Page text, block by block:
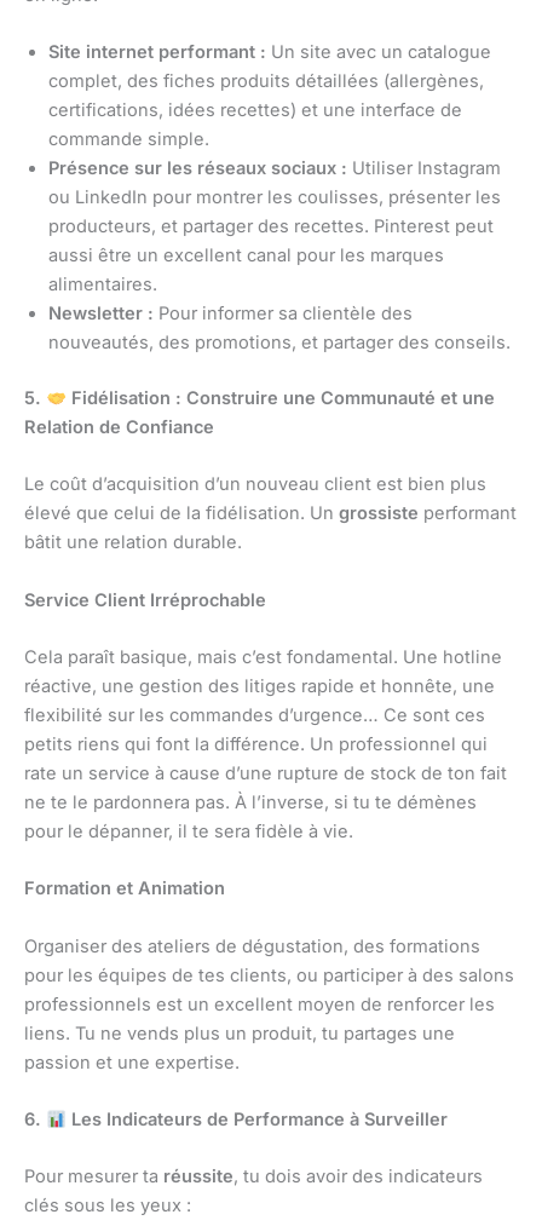
Site internet performant : Un site avec un catalogue
complet, des fiches produits détaillées (allergènes,
certifications, idées recettes) et une interface de
commande simple.
Présence sur les réseaux sociaux : Utiliser Instagram
ou LinkedIn pour montrer les coulisses, présenter les
producteurs, et partager des recettes. Pinterest peut
aussi être un excellent canal pour les marques
alimentaires.
Newsletter : Pour informer sa clientèle des
nouveautés, des promotions, et partager des conseils.
5.
Fidélisation : Construire une Communauté et une
Relation de Confiance
Le coût d’acquisition d’un nouveau client est bien plus
élevé que celui de la fidélisation. Un grossiste performant
bâtit une relation durable.
Service Client Irréprochable
Cela paraît basique, mais c’est fondamental. Une hotline
réactive, une gestion des litiges rapide et honnête, une
flexibilité sur les commandes d’urgence… Ce sont ces
petits riens qui font la différence. Un professionnel qui
rate un service à cause d’une rupture de stock de ton fait
ne te le pardonnera pas. À l’inverse, si tu te démènes
pour le dépanner, il te sera fidèle à vie.
Formation et Animation
Organiser des ateliers de dégustation, des formations
pour les équipes de tes clients, ou participer à des salons
professionnels est un excellent moyen de renforcer les
liens. Tu ne vends plus un produit, tu partages une
passion et une expertise.
6. Les Indicateurs de Performance à Surveiller
Pour mesurer ta réussite, tu dois avoir des indicateurs
clés sous les yeux :